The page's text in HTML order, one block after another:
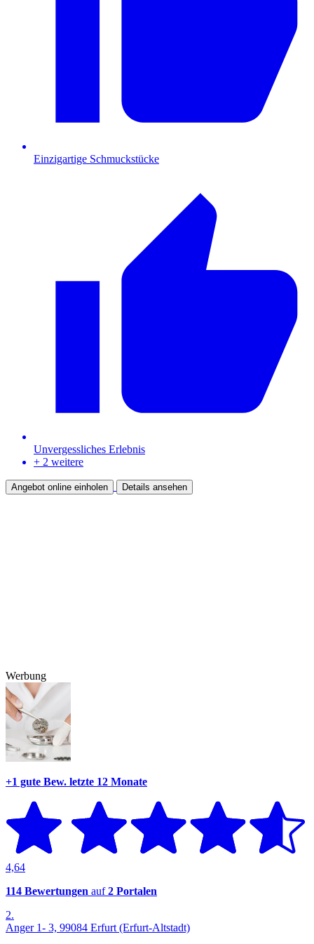
Einzigartige Schmuckstücke
Unvergessliches Erlebnis
+ 2 weitere
Angebot online einholen Details ansehen
Werbung
+1 gute Bew. letzte 12 Monate
4,64
114 Bewertungen auf2 Portalen
2.
Anger 1- 3, 99084 Erfurt (Erfurt-Altstadt)